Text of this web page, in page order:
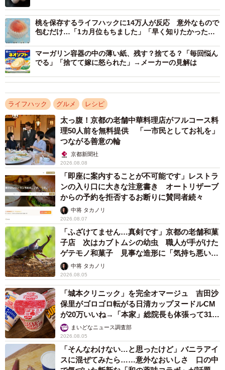
2/2
脱酸素剤は開封したらすぐに捨ててOK※画像はイメージです（Sergio
Yoneda/stock.adobe.com）
▽出典
・イチビキ 公式X／カップみその白い紙は開封後どうす
る！？
https://x.com/ichibiki_co/status/1802883937095622752
・イチビキ 公式／ カップみその脱酸素剤、シートは開封
後どうすればいいですか？
https://www.ichibiki.co.jp/support/faq/file_22/
桃を保存するライフハックに14万人が反応 意外なもので
包むだけ…「1カ月位もちました」「早く知りたかったよ
マーガリン容器の中の薄い紙、残す？捨てる？「毎回悩ん
でる」「捨てて嫁に怒られた」→メーカーの見解は
ライフハック グルメ レシピ
太っ腹！京都の老舗中華料理店がフルコース料
理50人前を無料提供 「一市民としてお礼を」
つながる善意の輪
京都新聞社
2026.08.08
「即座に案内することが不可能です」レストラ
ンの入り口に大きな注意書き オートリザーブ
からの予約を拒否するお断りに賛同者続々
中将 タカノリ
2026.08.07
「ふざけてません…真剣です」京都の老舗和菓
子店 次はカブトムシの幼虫 職人が手がけた
ゲテモノ和菓子 見事な造形に「気持ち悪いく
らいリアル」
中将 タカノリ
2026.08.05
「城本クリニック」を完全オマージュ 吉田沙
保里がゴロゴロ転がる日清カップヌードルCM
が20万いいね→「本家」総院長も体張って31万
いいねまいどなニュース調査部
2026.08.05
「そんなわけない…と思ったけど」バニラアイ
スに混ぜてみたら……意外なおいしさ 口の中